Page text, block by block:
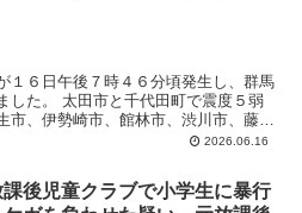
１６日午後７時４６分頃発生し、群馬
した。 太田市と千代田町で震度５弱
市、伊勢崎市、館林市、渋川市、藤岡
範囲で震度４や震度３を観測...2026.06.16
課後児童クラブで小学生に暴行